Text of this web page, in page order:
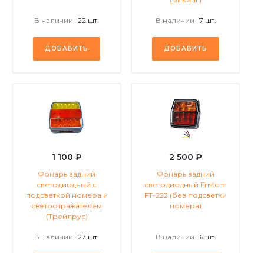
В наличии 22 шт.
ДОБАВИТЬ
В наличии 7 шт.
ДОБАВИТЬ
1 100 ₽
Фонарь задний
светодиодный с
подсветкой номера и
светоотражателем
(Трейлрус)
В наличии 27 шт.
2 500 ₽
Фонарь задний
светодиодный Fristom
FT-222 (без подсветки
номера)
В наличии 6 шт.